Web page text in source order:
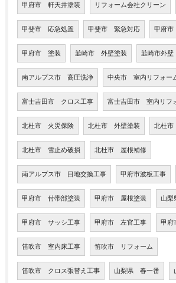
甲府市 軒天井塗装 リフォーム会社クリーン
甲斐市 応急処置 甲斐市 緊急対応 甲府
甲府市 塗装 韮崎市 外壁塗装 韮崎市外壁
南アルプス市 高圧洗浄 中央市 室内リフォー
富士吉田市 クロス工事 富士吉田市 室内リフ
北杜市 火災保険 北杜市 外壁塗装 北杜
北杜市 雪止め破損 北杜市 屋根補修
南アルプス市 目地交換工事 甲府市波板工事
甲府市 付帯部塗装 甲府市 屋根塗装 山
甲府市 サッシ工事 甲府市 左官工事 甲
笛吹市 室内床工事 笛吹市 リフォーム
笛吹市 クロス張替え工事 山梨県 春一番